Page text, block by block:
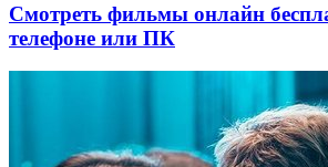
Смотреть фильмы онлайн
телефоне или ПК